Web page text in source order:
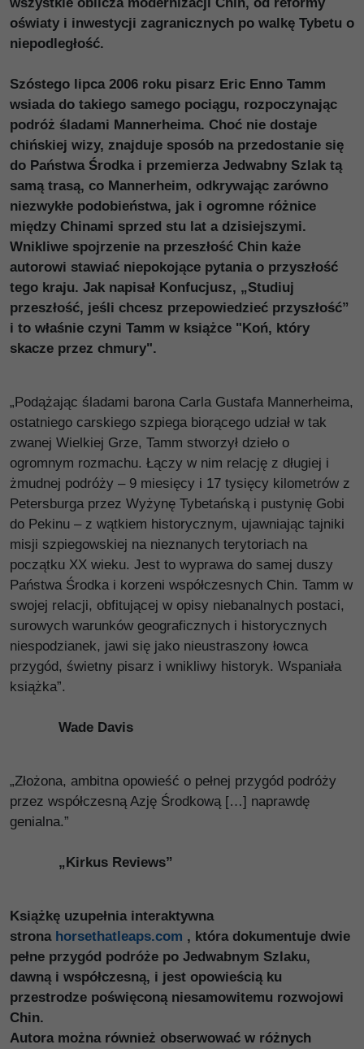
oświaty i inwestycji zagranicznych po walkę Tybetu o
niepodległość.
Szóstego lipca 2006 roku pisarz Eric Enno Tamm
wsiada do takiego samego pociągu, rozpoczynając
podróż śladami Mannerheima. Choć nie dostaje
chińskiej wizy, znajduje sposób na przedostanie się
do Państwa Środka i przemierza Jedwabny Szlak tą
samą trasą, co Mannerheim, odkrywając zarówno
niezwykłe podobieństwa, jak i ogromne różnice
między Chinami sprzed stu lat a dzisiejszymi.
Wnikliwe spojrzenie na przeszłość Chin każe
autorowi stawiać niepokojące pytania o przyszłość
tego kraju. Jak napisał Konfucjusz, „Studiuj
przeszłość, jeśli chcesz przepowiedzieć przyszłość”
i to właśnie czyni Tamm w książce "Koń, który
skacze przez chmury".
„Podążając śladami barona Carla Gustafa Mannerheima,
ostatniego carskiego szpiega biorącego udział w tak
zwanej Wielkiej Grze, Tamm stworzył dzieło o
ogromnym rozmachu. Łączy w nim relację z długiej i
żmudnej podróży – 9 miesięcy i 17 tysięcy kilometrów z
Petersburga przez Wyżynę Tybetańską i pustynię Gobi
do Pekinu – z wątkiem historycznym, ujawniając tajniki
misji szpiegowskiej na nieznanych terytoriach na
początku XX wieku. Jest to wyprawa do samej duszy
Państwa Środka i korzeni współczesnych Chin. Tamm w
swojej relacji, obfitującej w opisy niebanalnych postaci,
surowych warunków geograficznych i historycznych
niespodzianek, jawi się jako nieustraszony łowca
przygód, świetny pisarz i wnikliwy historyk. Wspaniała
książka”.
Wade Davis
„Złożona, ambitna opowieść o pełnej przygód podróży
przez współczesną Azję Środkową […] naprawdę
genialna.”
„Kirkus Reviews”
Książkę uzupełnia interaktywna
strona horsethatleaps.com , która dokumentuje dwie
pełne przygód podróże po Jedwabnym Szlaku,
dawną i współczesną, i jest opowieścią ku
przestrodze poświęconą niesamowitemu rozwojowi
Chin.
Autora można również obserwować w różnych